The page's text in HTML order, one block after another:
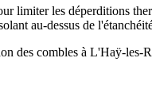
limiter les déperditions
au-dessus de
des combles à L'Haÿ-les-